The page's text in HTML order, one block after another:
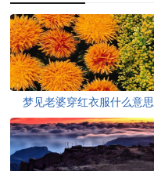
梦见老婆穿红衣服什么意思